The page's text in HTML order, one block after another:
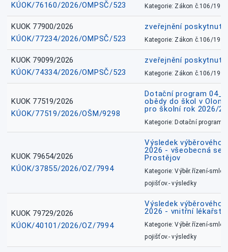
KÚOK/76160/2026/OMPSČ/523
Kategorie: Zákon č.106/1999
KUOK 77900/2026
KÚOK/77234/2026/OMPSČ/523
zveřejnění
Kategorie: Zákon č.106/1999
KUOK 79099/2026
KÚOK/74334/2026/OMPSČ/523
zveřejnění
Kategorie: Zákon č.106/1999
KUOK 77519/2026
KÚOK/77519/2026/OŠM/9298
Dotační program
obědy do škol v
pro školní rok 2026/
Kategorie: Dotační
KUOK 79654/2026
KÚOK/37855/2026/OZ/7994
Výsledek výběrového
2026 - všeobecná
Prostějov
Kategorie: Výběr.řízení-
pojišťov.- výsledky
KUOK 79729/2026
KÚOK/40101/2026/OZ/7994
Výsledek výběrového
2026 - vnitřní
Kategorie: Výběr.řízení-
pojišťov.- výsledky